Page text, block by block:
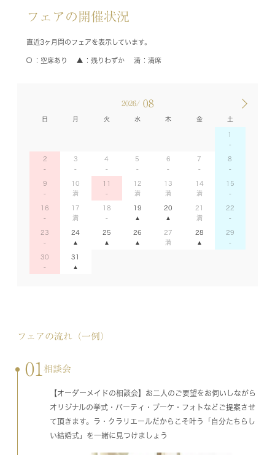
フェアの開催状況
直近3ヶ月間のフェアを表示しています。
空席あり 残りわずか 満席
2026/ 08
日 月 火 水 木 金 土
1
2 3 4 5 6 7 8
9 10 11 12 13 14 15
16 17 18 19 20 21 22
23 24 25 26 27 28 29
30 31
フェアの流れ（一例）
01 相談会
【オーダーメイドの相談会】お二人のご要望をお伺いしながら
オリジナルの挙式・パーティ・ブーケ・フォトなどご提案させ
て頂きます。ラ・クラリエールだからこそ叶う「自分たちらし
い結婚式」を一緒に見つけましょう